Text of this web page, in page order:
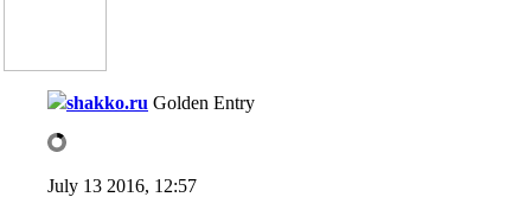
shakko.ru Golden Entry
July 13 2016, 12:57